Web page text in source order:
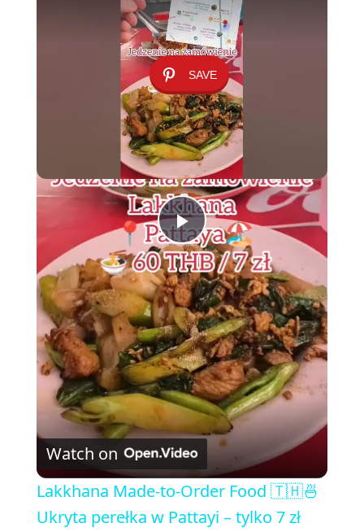
SAVE
P
l
a
y
V
i
Watch on
Lakkhana Made-to-Order Food 🇹🇭🍜
Ukryta perełka w Pattayi – tylko 7 zł